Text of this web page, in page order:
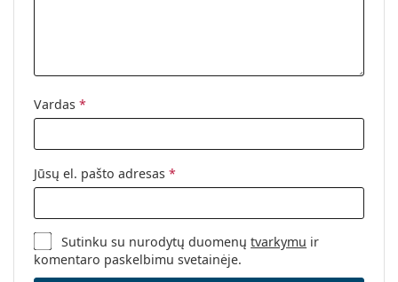
Vardas *
Jūsų el. pašto adresas *
Sutinku su nurodytų duomenųtvarkymu ir
komentaro paskelbimu svetainėje.